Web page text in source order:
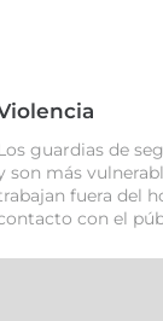
guardias de
son más
fuera del
con el